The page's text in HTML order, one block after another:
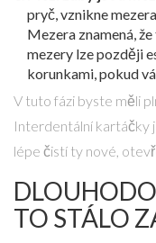
pryč, vznikne
Mezera znamená,
mezery lze později
korunkami, pokud
V tuto fázi byste měli
Interdentální kartáčky
lépe čistí ty nové,
TO STÁLO